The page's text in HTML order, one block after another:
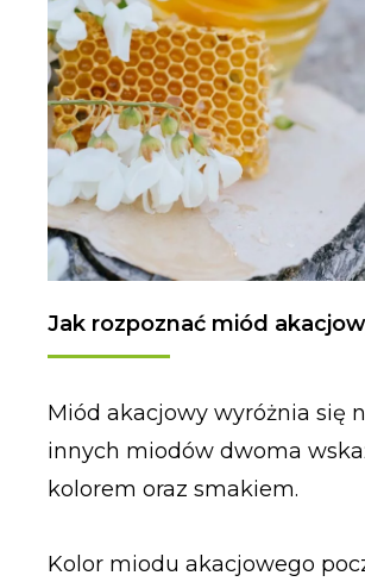
Jak rozpoznać miód
Miód akacjowy wyróżnia się
innych miodów dwoma
kolorem oraz smakiem.
Kolor miodu akacjowego